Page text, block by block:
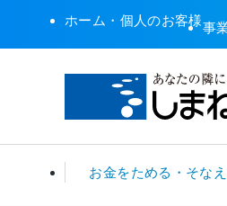
ホーム・個人のお客様事
お金をためる・そな